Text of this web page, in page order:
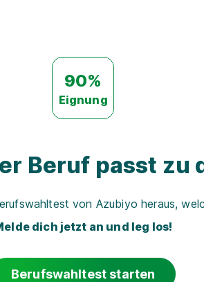
90%
Eignung
Beruf passt zu
von Azubiyo heraus,
dich jetzt an und leg los!
Berufswahltest starten